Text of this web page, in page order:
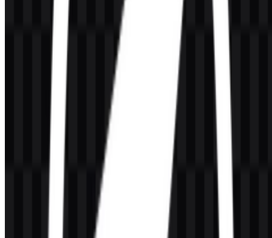
Format file apa saja yang tersedia?
PNG dan SVG tersedia.
Apa fungsi OpenLiteSpeed?
OpenLiteSpeed adalah platform web server sumber terbuka yang
dirancang untuk penyampaian situs web dan aplikasi web
berperforma tinggi, dengan dukungan caching, keamanan, dan
lingkungan hosting modern.
Siapa yang mengembangkan OpenLiteSpeed?
OpenLiteSpeed dikembangkan oleh LiteSpeed Technologies,
perusahaan yang sama di balik LiteSpeed Web Server.
Warna apa yang terkait dengan identitas merek ini?
Paletnya mencakup Sky Blue (#80C0C0) dan Sandy Brown